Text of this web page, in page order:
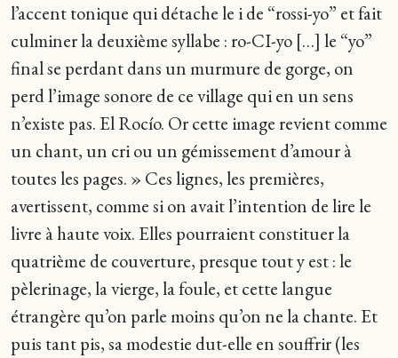
l’accent tonique qui détache le i de “rossi-yo” et fait
culminer la deuxième syllabe : ro-CI-yo […] le “yo”
final se perdant dans un murmure de gorge, on
perd l’image sonore de ce village qui en un sens
n’existe pas. El Rocío. Or cette image revient comme
un chant, un cri ou un gémissement d’amour à
toutes les pages. » Ces lignes, les premières,
avertissent, comme si on avait l’intention de lire le
livre à haute voix. Elles pourraient constituer la
quatrième de couverture, presque tout y est : le
pèlerinage, la vierge, la foule, et cette langue
étrangère qu’on parle moins qu’on ne la chante. Et
puis tant pis, sa modestie dut-elle en souffrir (les